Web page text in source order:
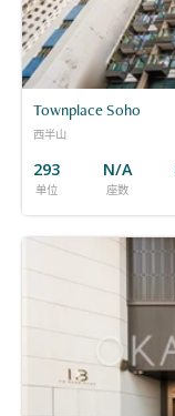
Townplace Soho
西半山
293
单位
N/A
座数